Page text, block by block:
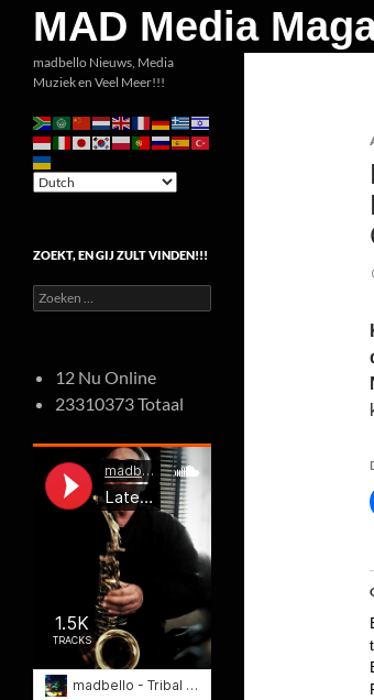
inhoud
MAD Media
Zoeken
madbello Nieuws, Media
Muziek en Veel Meer!!!
ZOEKT, EN GIJ ZULT VINDEN!!!
Zoeken
naar:
12 Nu Online
23310373 Totaal